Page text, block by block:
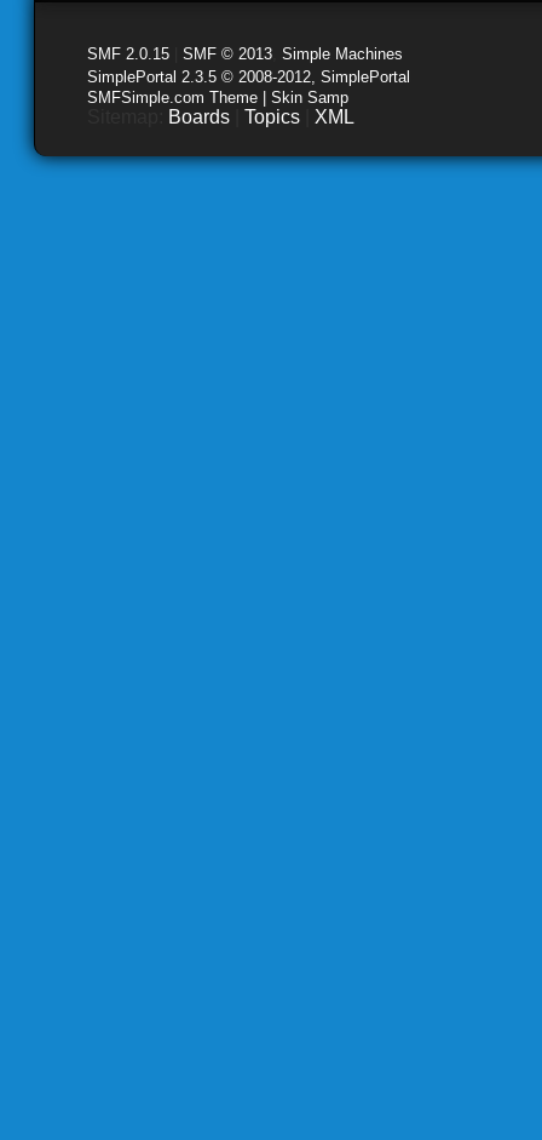
SMF 2.0.15 SMF © 2013 Simple Machines
SimplePortal 2.3.5 © 2008-2012, SimplePortal
SMFSimple.com Theme | Skin Samp
Boards Topics XML